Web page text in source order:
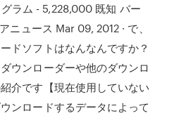
ラム - 5,228,000 既知 バー
ニュース Mar 09, 2012 · で、
ドソフトはなんなんですか？
ウンローダーや他のダウンロ
介です【現在使用していない
ンロードするデータによって